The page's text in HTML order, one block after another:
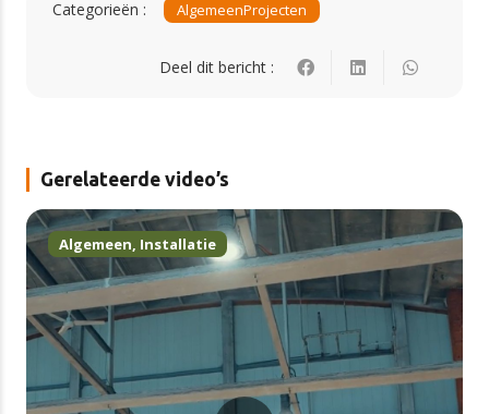
Categorieën : AlgemeenProjecten
Deel dit bericht :
Gerelateerde video’s
Algemeen, Installatie